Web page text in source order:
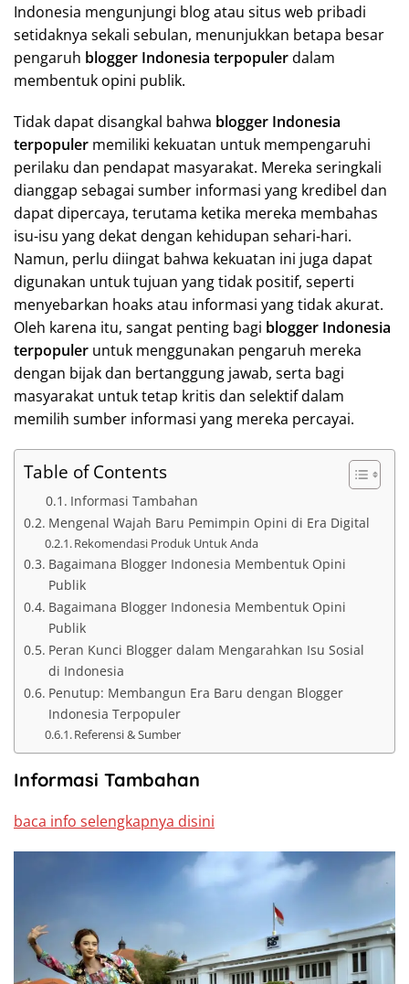
Indonesia mengunjungi blog atau situs web pribadi
setidaknya sekali sebulan, menunjukkan betapa besar
pengaruh blogger Indonesia terpopulerdalam
membentuk opini publik.
Tidak dapat disangkal bahwa blogger Indonesia
terpopuler memiliki kekuatan untuk mempengaruhi
perilaku dan pendapat masyarakat. Mereka seringkali
dianggap sebagai sumber informasi yang kredibel dan
dapat dipercaya, terutama ketika mereka membahas
isu-isu yang dekat dengan kehidupan sehari-hari.
Namun, perlu diingat bahwa kekuatan ini juga dapat
digunakan untuk tujuan yang tidak positif, seperti
menyebarkan hoaks atau informasi yang tidak akurat.
Oleh karena itu, sangat penting bagi blogger Indonesia
terpopuler untuk menggunakan pengaruh mereka
dengan bijak dan bertanggung jawab, serta bagi
masyarakat untuk tetap kritis dan selektif dalam
memilih sumber informasi yang mereka percayai.
Table of Contents
Informasi Tambahan
Mengenal Wajah Baru Pemimpin Opini di Era Digital
Rekomendasi Produk Untuk Anda
Bagaimana Blogger Indonesia Membentuk Opini
Publik
Bagaimana Blogger Indonesia Membentuk Opini
Publik
Peran Kunci Blogger dalam Mengarahkan Isu Sosial
di Indonesia
Penutup: Membangun Era Baru dengan Blogger
Indonesia Terpopuler
Referensi & Sumber
Informasi Tambahan
baca info selengkapnya disini